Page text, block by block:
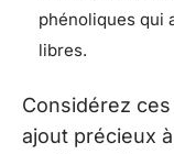
phénoliques qui
libres.
Considérez
ajout précieux